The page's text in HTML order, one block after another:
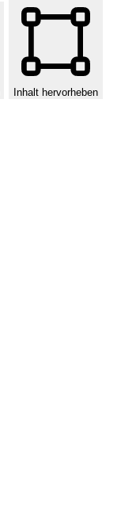
Inhalt hervorheben